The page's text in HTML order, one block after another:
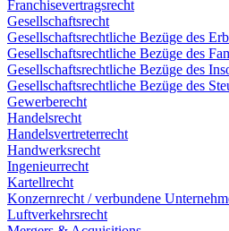
Franchisevertragsrecht
Gesellschaftsrecht
Gesellschaftsrechtliche Bezüge des
Gesellschaftsrechtliche Bezüge des
Gesellschaftsrechtliche Bezüge des
Gesellschaftsrechtliche Bezüge des
Gewerberecht
Handelsrecht
Handelsvertreterrecht
Handwerksrecht
Ingenieurrecht
Kartellrecht
Konzernrecht / verbundene
Luftverkehrsrecht